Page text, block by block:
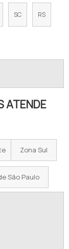
SC RS
ATENDE
Zona Sul
São Paulo